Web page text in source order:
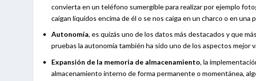
convierta en un teléfono sumergible para realizar por ejemplo
caigan líquidos encima de él o se nos caiga en un charco o en una
Autonomía, es quizás uno de los datos más destacados y que
pruebas la autonomía también ha sido uno de los aspectos mejor
Expansión de la memoria de almacenamiento, la
almacenamiento interno de forma permanente o momentánea,